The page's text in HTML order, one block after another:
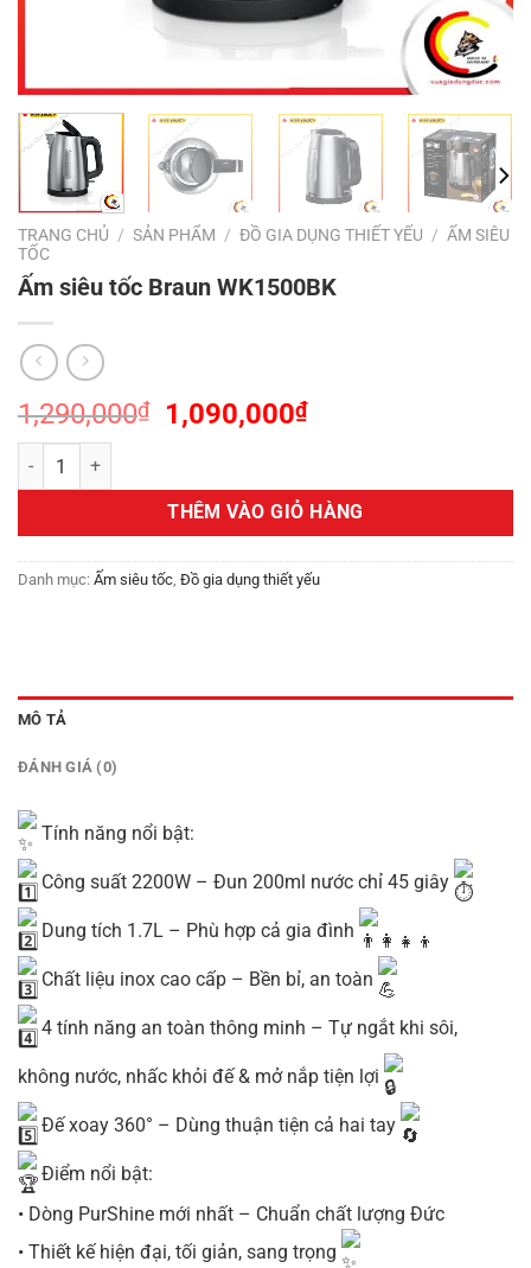
TRANG CHỦ / SẢN PHẨM / ĐỒ GIA DỤNG THIẾT YẾU / ẤM SIÊU
TỐC
Ấm siêu tốc Braun WK1500BK
1,290,000₫
Giá
1,290,000₫.
1,090,000₫Giá
là:
1,090,000₫.
Ấm siêu tốc Braun WK1500BK số lượng
THÊM VÀO GIỎ HÀNG
Danh mục: Ấm siêu tốc, Đồ gia dụng thiết yếu
MÔ TẢ
ĐÁNH GIÁ (0)
Tính năng nổi bật:
Công suất 2200W – Đun 200ml nước chỉ 45 giây
Dung tích 1.7L – Phù hợp cả gia đình
Chất liệu inox cao cấp – Bền bỉ, an toàn
4 tính năng an toàn thông minh – Tự ngắt khi sôi,
không nước, nhấc khỏi đế & mở nắp tiện lợi
Đế xoay 360° – Dùng thuận tiện cả hai tay
Điểm nổi bật:
• Dòng PurShine mới nhất – Chuẩn chất lượng Đức
• Thiết kế hiện đại, tối giản, sang trọng